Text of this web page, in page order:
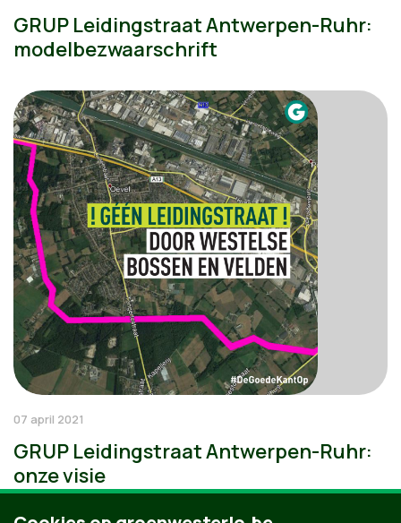
GRUP Leidingstraat Antwerpen-Ruhr:
modelbezwaarschrift
07 april 2021
GRUP Leidingstraat Antwerpen-Ruhr:
onze visie